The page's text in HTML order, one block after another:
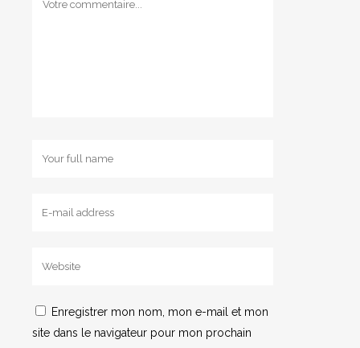
Enregistrer mon nom, mon e-mail et mon
site dans le navigateur pour mon prochain